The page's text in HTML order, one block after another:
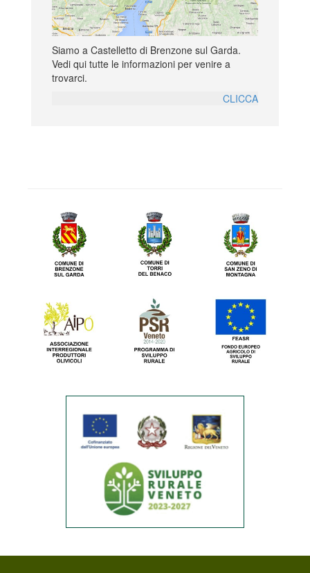
Siamo a Castelletto di Brenzone sul Garda.
Vedi qui tutte le informazioni per venire a
trovarci.
CLICCA